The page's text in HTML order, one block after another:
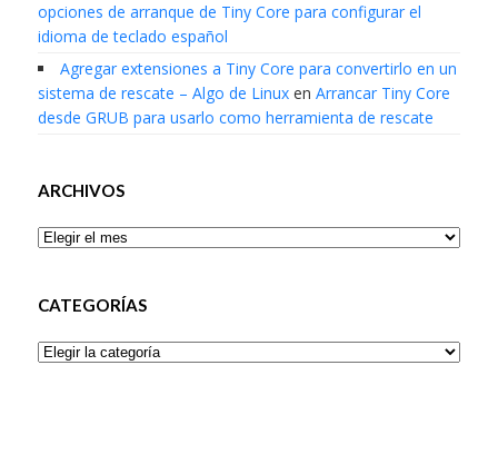
opciones de arranque de Tiny Core para configurar el
idioma de teclado español
Agregar extensiones a Tiny Core para convertirlo en un
sistema de rescate – Algo de Linuxen Arrancar Tiny Core
desde GRUB para usarlo como herramienta de rescate
ARCHIVOS
Archivos
CATEGORÍAS
Categorías